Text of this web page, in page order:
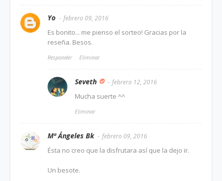
Yo febrero 09, 2016
Es bonito... me pienso el sorteo! Gracias por la
reseña. Besos.
Responder Eliminar
Seveth febrero 12, 2016
Mucha suerte ^^
Eliminar
Mª Ángeles Bk febrero 09, 2016
Ésta no creo que la disfrutara así que la dejo ir.
Un besote.